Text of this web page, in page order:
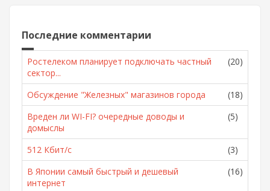
Последние комментарии
Ростелеком планирует подключать частный
сектор...
(20)
Обсуждение "Железных" магазинов города
(18)
Вреден ли WI-FI? очередные доводы и
домыслы
(5)
512 Кбит/с
(3)
В Японии самый быстрый и дешевый
интернет
(16)